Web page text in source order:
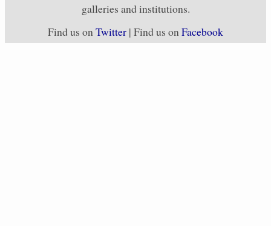
galleries and institutions.
Find us onTwitter | Find us onFacebook